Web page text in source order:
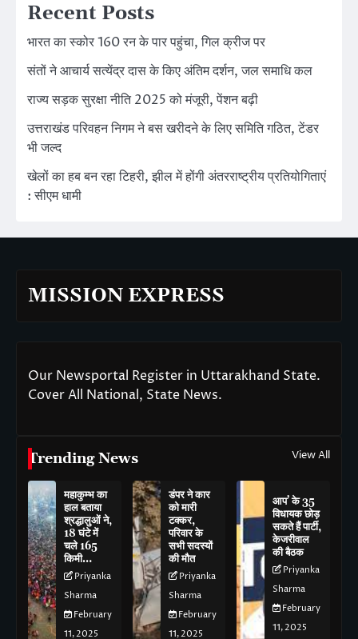
Recent Posts
भारत का स्कोर 160 रन के पार पहुंचा, गिल क्रीज पर
संतों ने आचार्य सत्येंद्र दास के किए अंतिम दर्शन, जल समाधि कल
राज्य सड़क सुरक्षा नीति 2025 को मंजूरी, पेंशन बढ़ी
उत्तराखंड परिवहन निगम ने बस खरीदने के लिए समिति गठित, टेंडर
भी जल्द
खेलों का हब बन रहा टिहरी, झील में होंगी अंतरराष्ट्रीय प्रतियोगिताएं
: सीएम धामी
MISSION EXPRESS
Our Newsportal Register in Uttarakhand State.
Cover All National, State News.
Trending News View All
महाकुम्भ का
हाल बताया
श्रद्धालुओं ने,
18 घंटे में
चले 165
किमी…
Priyanka
Sharma
February
11, 2025
डंपर ने कार
को मारी
टक्कर,
परिवार के
सभी सदस्यों
की मौत
Priyanka
Sharma
February
11, 2025
आप’ के 35
विधायक छोड़
सकते हैं पार्टी,
केजरीवाल
की बैठक
Priyanka
Sharma
February
11, 2025